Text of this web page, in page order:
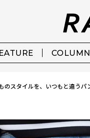
COLUMN
のスタイルを、いつもと違うパ